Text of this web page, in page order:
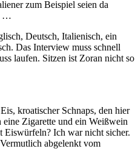
zum Beispiel seien da
…
Deutsch, Italienisch, ein
Das Interview muss schnell
laufen. Sitzen ist Zoran nicht so
kroatischer Schnaps, den hier
Zigarette und ein Weißwein
Eiswürfeln? Ich war nicht sicher.
abgelenkt vom